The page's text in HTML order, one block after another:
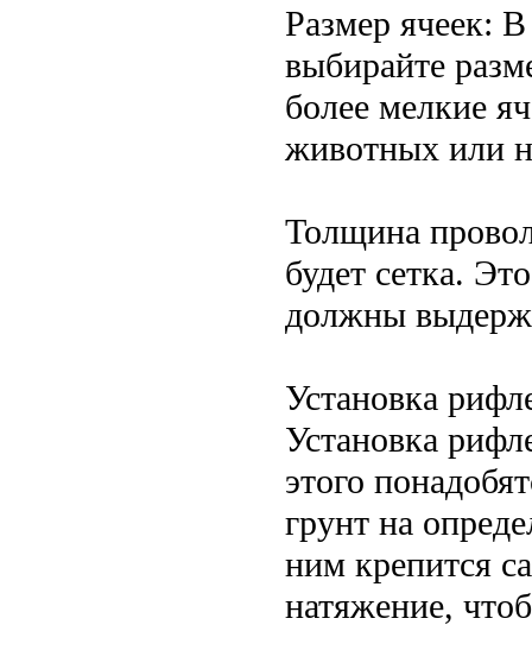
Размер ячеек:
выбирайте
более мелкие
животных или
Толщина
будет сетка.
должны
Установка
Установка
этого
грунт на
ним крепится
натяжение,